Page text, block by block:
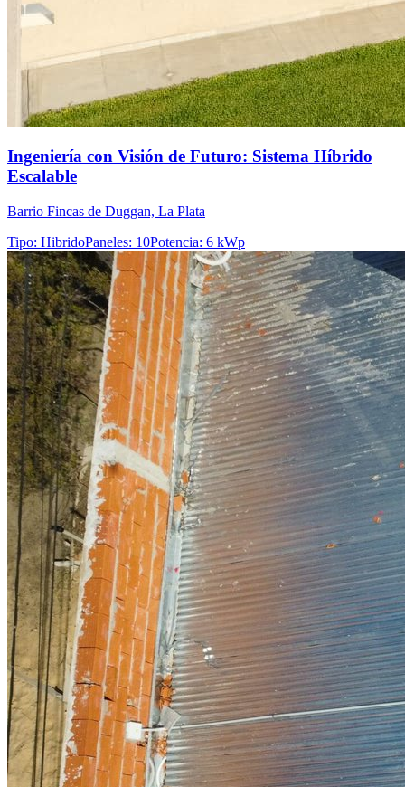
Ingeniería con Visión de Futuro: Sistema Híbrido
Escalable
Barrio Fincas de Duggan, La Plata
Tipo: HibridoPaneles: 10Potencia: 6 kWp